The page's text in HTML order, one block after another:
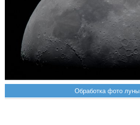
Обработка фото луны